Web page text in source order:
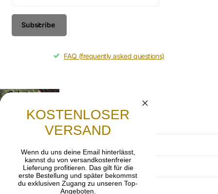
Subscribe
FAQ (frequently asked questions)
Gebet
Lasst uns beten, dass die frohe Botschaft von
Jesus Christus weitergetragen wird.
Datenschutzerklärung
Impressum
KOSTENLOSER
VERSAND
Wenn du uns deine Email hinterlässt,
kannst du von versandkostenfreier
Lieferung profitieren. Das gilt für die
erste Bestellung und später bekommst
du exklusiven Zugang zu unseren Top-
Angeboten.